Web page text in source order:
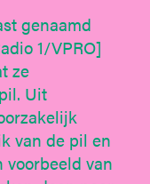
genaamd
1/VPRO]
ze
Uit
van de pil en
voorbeeld van